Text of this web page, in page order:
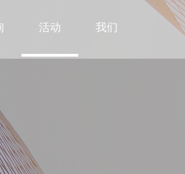
活动 我们